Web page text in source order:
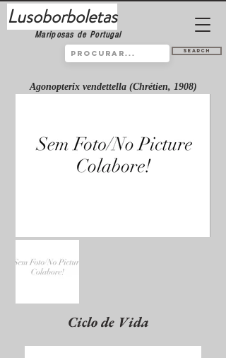
Lusoborboletas
Mariposas de Portugal
Search
Agonopterix vendettella (Chrétien, 1908)
Ciclo de Vida